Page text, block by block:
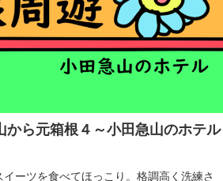
から元箱根４～小田急山のホテル
ーツを食べてほっこり。格調高く洗練さ